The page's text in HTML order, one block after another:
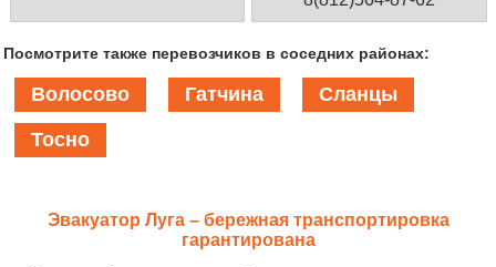
Посмотрите также перевозчиков в соседних районах:
Волосово Гатчина Сланцы
Тосно
Эвакуатор Луга – бережная транспортировка
гарантирована